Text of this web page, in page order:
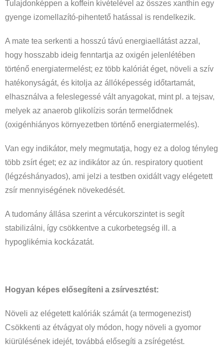
Tulajdonképpen a koffein kivételével az összes xanthin egy
gyenge izomellazító-pihentető hatással is rendelkezik.
A mate tea serkenti a hosszú távú energiaellátást azzal,
hogy hosszabb ideig fenntartja az oxigén jelenlétében
történő energiatermelést; ez több kalóriát éget, növeli a szív
hatékonyságát, és kitolja az állóképesség időtartamát,
elhasználva a feleslegessé vált anyagokat, mint pl. a tejsav,
melyek az anaerob glikolízis során termelődnek
(oxigénhiányos környezetben történő energiatermelés).
Van egy indikátor, mely megmutatja, hogy ez a dolog tényleg
több zsírt éget; ez az indikátor az ún. respiratory quotient
(légzéshányados), ami jelzi a testben oxidált vagy elégetett
zsír mennyiségének növekedését.
A tudomány állása szerint a vércukorszintet is segít
stabilizálni, így csökkentve a cukorbetegség ill. a
hypoglikémia kockázatát.
Hogyan képes elősegíteni a zsírvesztést:
Növeli az elégetett kalóriák számát (a termogenezist)
Csökkenti az étvágyat oly módon, hogy növeli a gyomor
kiürülésének idejét, továbbá elősegíti a zsírégetést.